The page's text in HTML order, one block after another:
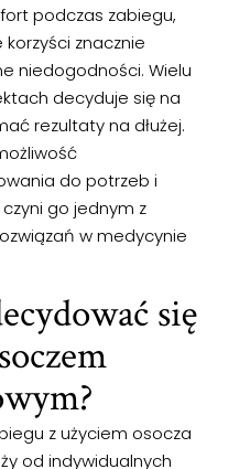
podczas zabiegu,
korzyści znacznie
niedogodności. Wielu
decyduje się na
rezultaty na dłużej.
do potrzeb i
go jednym z
w medycynie
się
z użyciem osocza
od indywidualnych